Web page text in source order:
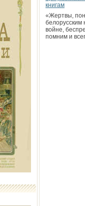
книгам
«Жертвы,
белорусским
войне,
помним и